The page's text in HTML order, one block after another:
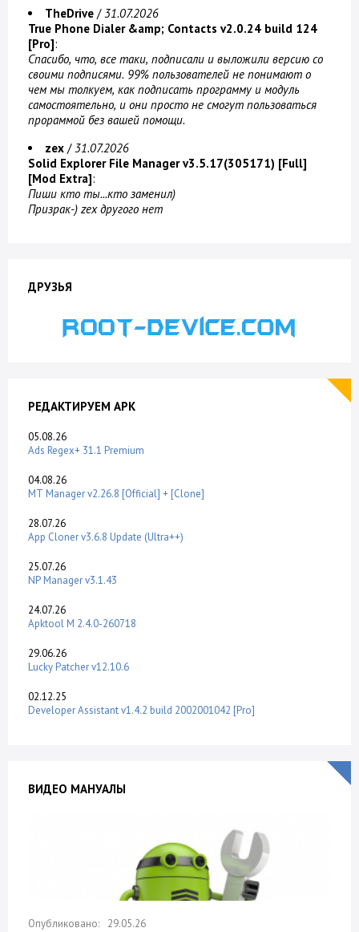
TheDrive /31.07.2026
True Phone Dialer &amp; Contacts v2.0.24 build 124
[Pro]:
Спасибо, что, все таки, подписали и выложили версию со
своими подписями. 99% пользователей не понимают о
чем мы толкуем, как подписать программу и модуль
самостоятельно, и они просто не смогут пользоваться
прораммой без вашей помощи.
zex /31.07.2026
Solid Explorer File Manager v3.5.17(305171) [Full]
[Mod Extra]:
Пиши кто ты...кто заменил)
Призрак-) zex другого нет
ДРУЗЬЯ
РЕДАКТИРУЕМ APK
05.08.26
Ads Regex+ 31.1 Premium
04.08.26
MT Manager v2.26.8 [Official] + [Clone]
28.07.26
App Cloner v3.6.8 Update (Ultra++)
25.07.26
NP Manager v3.1.43
24.07.26
Apktool M 2.4.0-260718
29.06.26
Lucky Patcher v12.10.6
02.12.25
Developer Assistant v1.4.2 build 2002001042 [Pro]
ВИДЕО МАНУАЛЫ
29.05.26